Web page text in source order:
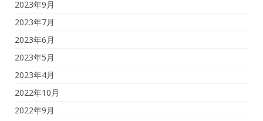
2023年9月
2023年7月
2023年6月
2023年5月
2023年4月
2022年10月
2022年9月